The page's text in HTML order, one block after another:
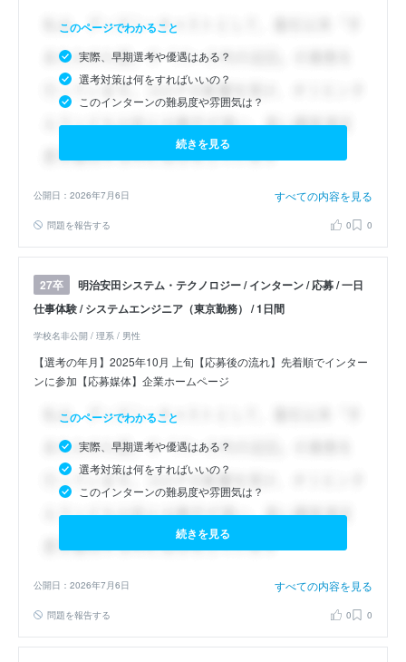
このページでわかること
実際、早期選考や優遇はある？
選考対策は何をすればいいの？
このインターンの難易度や雰囲気は？
続きを見る
公開日：2026年7月6日 すべての内容を見る
問題を報告する 0 0
27卒
明治安田システム・テクノロジー / インターン / 応募 / 一日
仕事体験 / システムエンジニア（東京勤務） / 1日間
学校名非公開 / 理系 / 男性
【選考の年月】2025年10月 上旬【応募後の流れ】先着順でインター
ンに参加【応募媒体】企業ホームページ
このページでわかること
実際、早期選考や優遇はある？
選考対策は何をすればいいの？
このインターンの難易度や雰囲気は？
続きを見る
公開日：2026年7月6日 すべての内容を見る
問題を報告する 0 0